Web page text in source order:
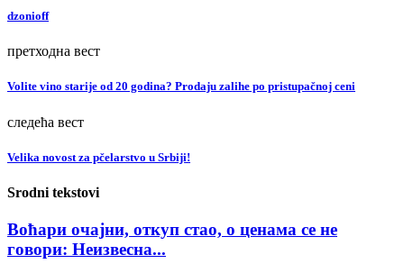
dzonioff
претходна вест
Volite vino starije od 20 godina? Prodaju zalihe po pristupačnoj ceni
следећа вест
Velika novost za pčelarstvo u Srbiji!
Srodni tekstovi
Воћари очајни, откуп стао, о ценама се не
говори: Неизвесна...